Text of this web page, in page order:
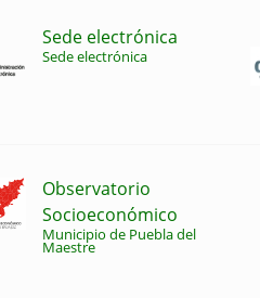
Sede electrónica
Sede electrónica
Observatorio
Socioeconómico
Municipio de Puebla del
Maestre